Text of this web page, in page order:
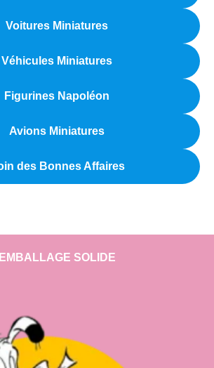
Voitures Miniatures
Véhicules Miniatures
Figurines Napoléon
Avions Miniatures
des Bonnes Affaires
EMBALLAGE SOLIDE